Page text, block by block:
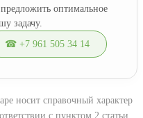
оптимальное
задачу.
☎ +7 961 505 34 14
носит справочный характер
с пунктом 2 статьи